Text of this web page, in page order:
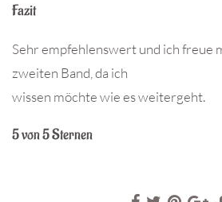
Fazit
Sehr empfehlenswert und ich freue
zweiten Band, da ich
wissen möchte wie es weitergeht.
5 von 5 Sternen